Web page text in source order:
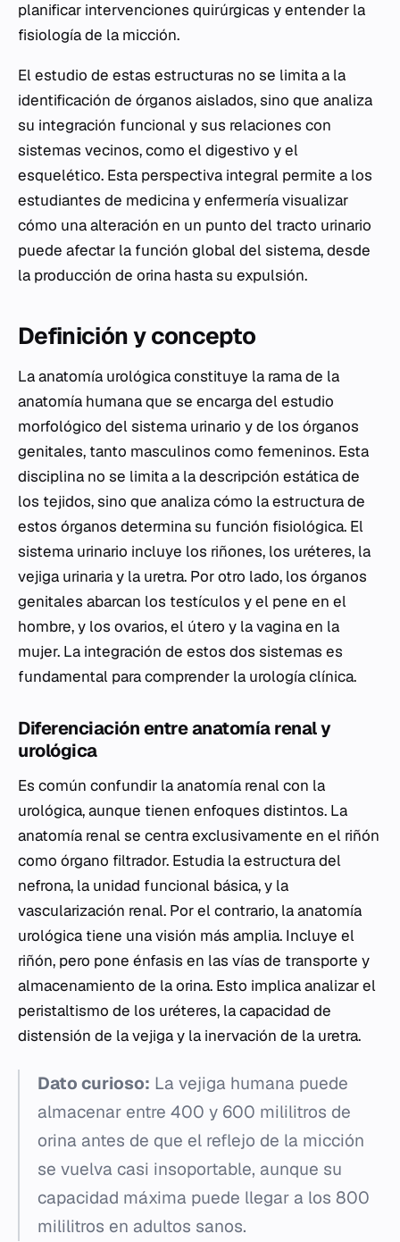
planificar intervenciones quirúrgicas y entender la
fisiología de la micción.
El estudio de estas estructuras no se limita a la
identificación de órganos aislados, sino que analiza
su integración funcional y sus relaciones con
sistemas vecinos, como el digestivo y el
esquelético. Esta perspectiva integral permite a los
estudiantes de medicina y enfermería visualizar
cómo una alteración en un punto del tracto urinario
puede afectar la función global del sistema, desde
la producción de orina hasta su expulsión.
Definición y concepto
La anatomía urológica constituye la rama de la
anatomía humana que se encarga del estudio
morfológico del sistema urinario y de los órganos
genitales, tanto masculinos como femeninos. Esta
disciplina no se limita a la descripción estática de
los tejidos, sino que analiza cómo la estructura de
estos órganos determina su función fisiológica. El
sistema urinario incluye los riñones, los uréteres, la
vejiga urinaria y la uretra. Por otro lado, los órganos
genitales abarcan los testículos y el pene en el
hombre, y los ovarios, el útero y la vagina en la
mujer. La integración de estos dos sistemas es
fundamental para comprender la urología clínica.
Diferenciación entre anatomía renal y
urológica
Es común confundir la anatomía renal con la
urológica, aunque tienen enfoques distintos. La
anatomía renal se centra exclusivamente en el riñón
como órgano filtrador. Estudia la estructura del
nefrona, la unidad funcional básica, y la
vascularización renal. Por el contrario, la anatomía
urológica tiene una visión más amplia. Incluye el
riñón, pero pone énfasis en las vías de transporte y
almacenamiento de la orina. Esto implica analizar el
peristaltismo de los uréteres, la capacidad de
distensión de la vejiga y la inervación de la uretra.
Dato curioso: La vejiga humana puede
almacenar entre 400 y 600 mililitros de
orina antes de que el reflejo de la micción
se vuelva casi insoportable, aunque su
capacidad máxima puede llegar a los 800
mililitros en adultos sanos.